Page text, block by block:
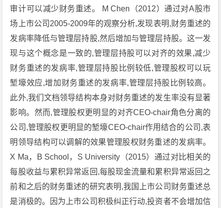
审计可以减少财务重述。 M Chen（2012）通过对A股市
场上市公司2005-2009年的观察分析,发现表明,财务重述的
发病率降低与管理层持股,然后增加与管理层持股。这一发
现与这个概念是一致的,管理层持股可以对齐的效果,减少
财务重述的发病率,管理层持股比例较低,管理股权可以玩
堑壕效应,增加财务重述的发病率,管理层持股比例较高。
此外,我们文档领导结构本身对财务重述的发生率没有显著
影响。然而,管理股权更明显的对齐CEO-chair角色分离的
公司,管理股权更明显的堑壕CEO-chair作用结合的公司,表
明领导结构可以调解的效果管理股权财务重述的发病率。
X Ma，B School，S University（2015）通过对比相关的
每股收益与累积异常返回,每股现金流量和累积异常返回之
前和之后的财务重述的研究表明,我国上市公司财务重述总
是消极的。因为上市公司积极纠正行动,投资者不会增加信